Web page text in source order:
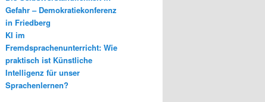
Gefahr – Demokratiekonferenz
in Friedberg
KI im
Fremdsprachenunterricht: Wie
praktisch ist Künstliche
Intelligenz für unser
Sprachenlernen?